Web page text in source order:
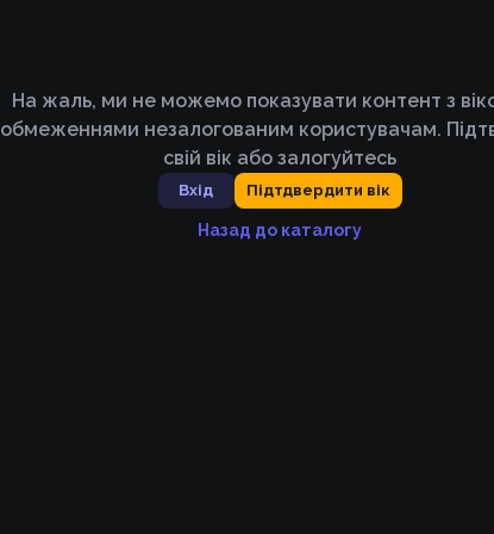
На жаль, ми не можемо показувати контент з
обмеженнями незалогованим користувачам.
свій вік або залогуйтесь
Вхід Підтдвердити вік
Назад до каталогу